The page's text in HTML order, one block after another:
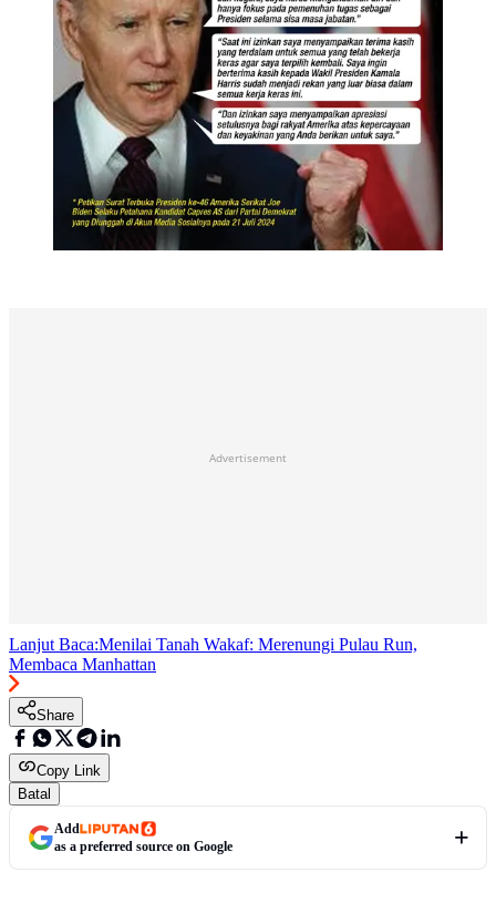
Advertisement
Lanjut Baca:Menilai Tanah Wakaf: Merenungi Pulau Run,
Membaca Manhattan
Share
Copy Link
Batal
Add
as a preferred source on Google